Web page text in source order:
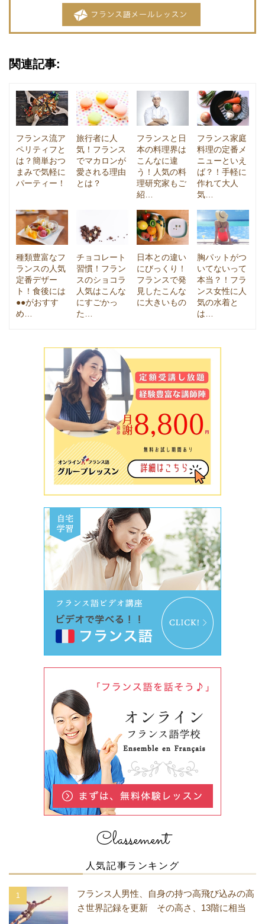
関連記事:
フランス流ア
ペリティフと
は？簡単おつ
まみで気軽に
パーティー！
旅行者に人
気！フランス
でマカロンが
愛される理由
とは？
フランスと日
本の料理界は
こんなに違
う！人気の料
理研究家もご
紹…
フランス家庭
料理の定番メ
ニューといえ
ば？！手軽に
作れて大人
気…
種類豊富なフ
ランスの人気
定番デザー
ト！食後には
●●がおすす
め…
チョコレート
習慣！フラン
スのショコラ
人気はこんな
にすごかっ
た…
日本との違い
にびっくり！
フランスで発
見したこんな
に大きいもの
胸パットがつ
いてないって
本当？！フラ
ンス女性に人
気の水着と
は…
Classement
人気記事ランキング
フランス人男性、自身の持つ高飛び込みの高
さ世界記録を更新 その高さ、13階に相当